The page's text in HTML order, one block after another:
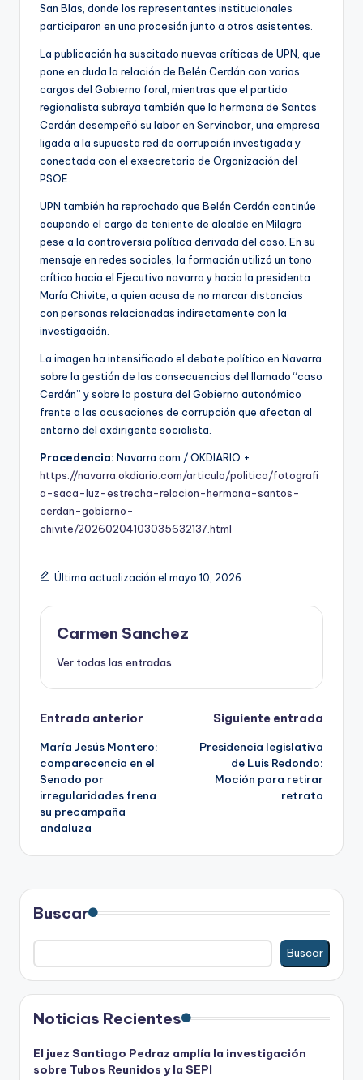
San Blas, donde los representantes institucionales
participaron en una procesión junto a otros asistentes.
La publicación ha suscitado nuevas críticas de UPN, que
pone en duda la relación de Belén Cerdán con varios
cargos del Gobierno foral, mientras que el partido
regionalista subraya también que la hermana de Santos
Cerdán desempeñó su labor en Servinabar, una empresa
ligada a la supuesta red de corrupción investigada y
conectada con el exsecretario de Organización del
PSOE.
UPN también ha reprochado que Belén Cerdán continúe
ocupando el cargo de teniente de alcalde en Milagro
pese a la controversia política derivada del caso. En su
mensaje en redes sociales, la formación utilizó un tono
crítico hacia el Ejecutivo navarro y hacia la presidenta
María Chivite, a quien acusa de no marcar distancias
con personas relacionadas indirectamente con la
investigación.
La imagen ha intensificado el debate político en Navarra
sobre la gestión de las consecuencias del llamado “caso
Cerdán” y sobre la postura del Gobierno autonómico
frente a las acusaciones de corrupción que afectan al
entorno del exdirigente socialista.
Procedencia: Navarra.com / OKDIARIO +
https://navarra.okdiario.com/articulo/politica/fotografi
a-saca-luz-estrecha-relacion-hermana-santos-
cerdan-gobierno-
chivite/20260204103035632137.html
Última actualización el mayo 10, 2026
Carmen Sanchez
Ver todas las entradas
Navegación
de
entradas
Entrada anterior
María Jesús Montero:
comparecencia en el
Senado por
irregularidades frena
su precampaña
andaluza
Siguiente entrada
Presidencia legislativa
de Luis Redondo:
Moción para retirar
retrato
Buscar
Buscar
Noticias Recientes
El juez Santiago Pedraz amplía la investigación
sobre Tubos Reunidos y la SEPI